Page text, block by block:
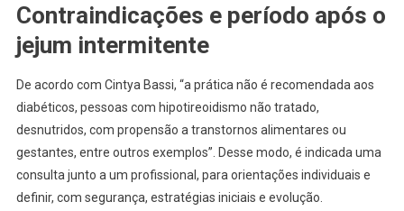
Contraindicações e período após o
jejum intermitente
De acordo com Cintya Bassi, “a prática não é recomendada aos
diabéticos, pessoas com hipotireoidismo não tratado,
desnutridos, com propensão a transtornos alimentares ou
gestantes, entre outros exemplos”. Desse modo, é indicada uma
consulta junto a um profissional, para orientações individuais e
definir, com segurança, estratégias iniciais e evolução.